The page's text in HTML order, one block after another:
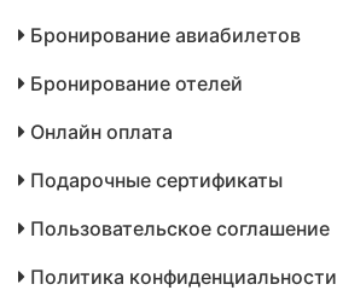
Бронирование авиабилетов
Бронирование отелей
Онлайн оплата
Подарочные сертификаты
Пользовательское соглашение
Политика конфиденциальности